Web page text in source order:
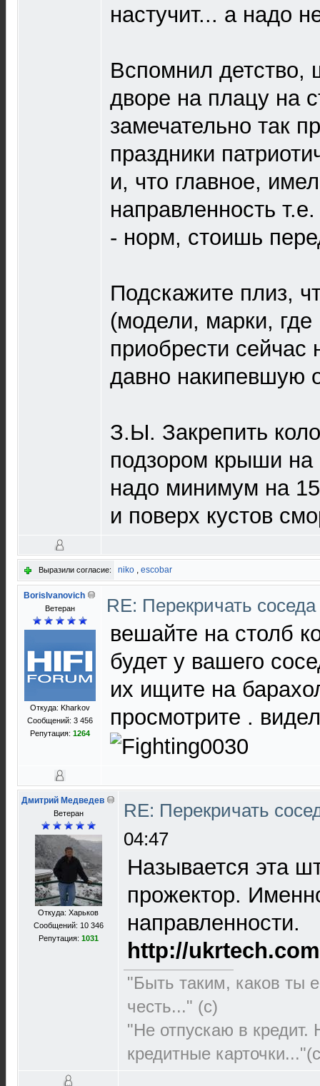
настучит... а надо
Вспомнил детство,
дворе на плацу на
замечательно так
праздники
и, что главное,
направленность
- норм, стоишь
Подскажите плиз,
(модели, марки,
приобрести сейчас
давно накипевшую
З.Ы. Закрепить
подзором крыши на
надо минимум на
и поверх кустов
Выразили согласие: niko , escobar
BorisIvanovich
Ветеран
Откуда: Kharkov
Сообщений: 3 456
Репутация: 1264
RE: Перекричать
вешайте на столб
будет у вашего
их ищите на
просмотрите .
Дмитрий Медведев
Ветеран
Откуда: Харьков
Сообщений: 10 346
Репутация: 1031
RE: Перекричать
04:47
Называется эта
прожектор.
направленности.
http://
"Быть таким, каков ты
честь..." (c)
"Не отпускаю в
кредитные